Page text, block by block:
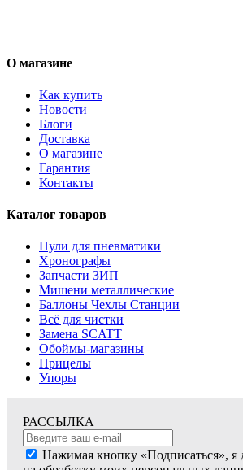
О магазине
Как купить
Новости
Блоги
Доставка
О магазине
Гарантия
Контакты
Каталог товаров
Пули для пневматики
Хронографы
Запчасти ЗИП
Мишени металлические
Баллоны Чехлы Станции
Всё для чистки
Замена SCATT
Обоймы-магазины
Прицелы
Упоры
РАССЫЛКА
Нажимая кнопку «Подписаться», я